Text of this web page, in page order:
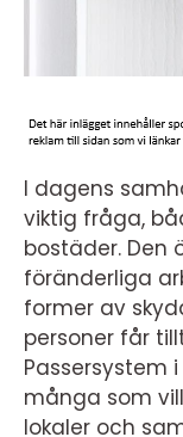
I dagens
viktig fråga,
bostäder. Den
föränderliga
former av
personer får
Passersystem
många som
lokaler och